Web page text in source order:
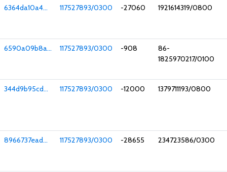
6364da10a4... 117527893/0300 -27060 1921614319/0800
6590a09b8a... 117527893/0300 -908
86-
1825970217/0100
344d9b95cd... 117527893/0300 -12000 1379711193/0800
8966737ead... 117527893/0300 -28655 234723586/0300